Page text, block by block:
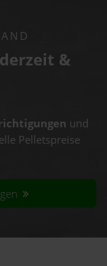
&
und
Pelletspreise